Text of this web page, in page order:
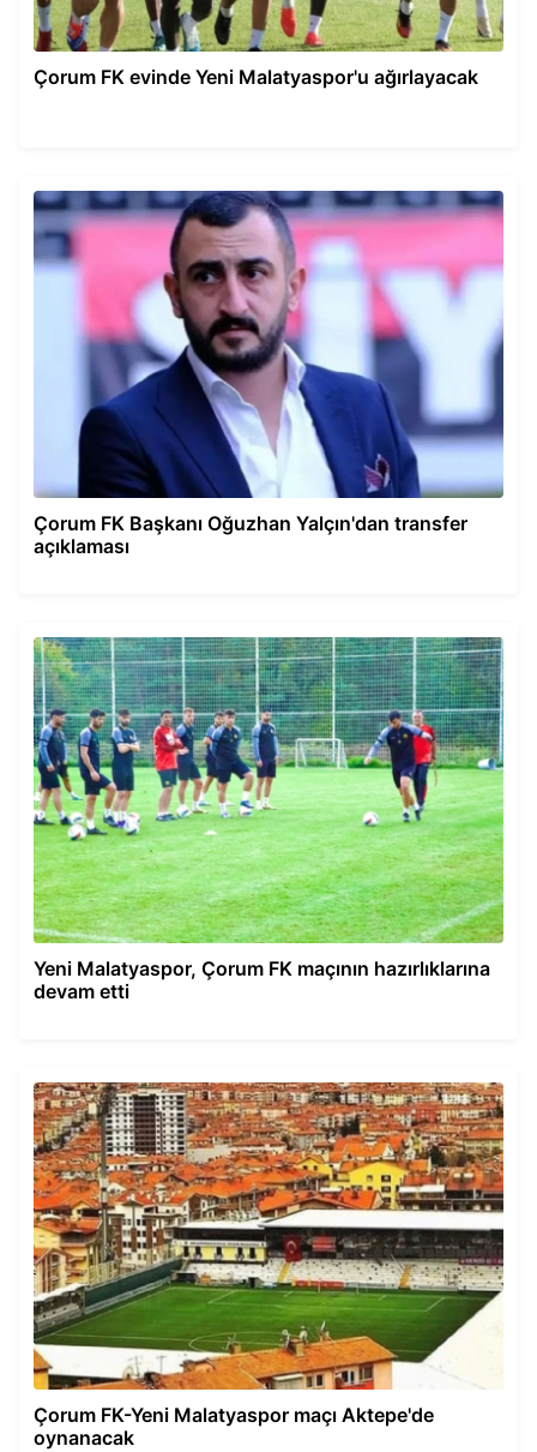
Çorum FK evinde Yeni Malatyaspor'u ağırlayacak
Çorum FK Başkanı Oğuzhan Yalçın'dan transfer
açıklaması
Yeni Malatyaspor, Çorum FK maçının hazırlıklarına
devam etti
Çorum FK-Yeni Malatyaspor maçı Aktepe'de
oynanacak